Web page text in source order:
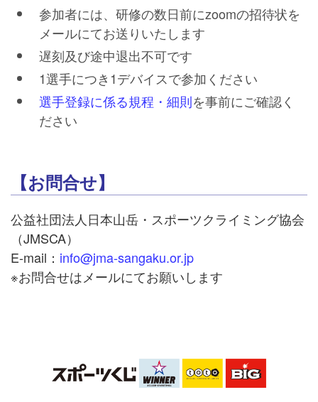
参加者には、研修の数日前にzoomの招待状を
メールにてお送りいたします
遅刻及び途中退出不可です
1選手につき1デバイスで参加ください
選手登録に係る規程・細則を事前にご確認く
ださい
【お問合せ】
公益社団法人日本山岳・スポーツクライミング協会
（JMSCA）
E-mail： info@jma-sangaku.or.jp
※お問合せはメールにてお願いします